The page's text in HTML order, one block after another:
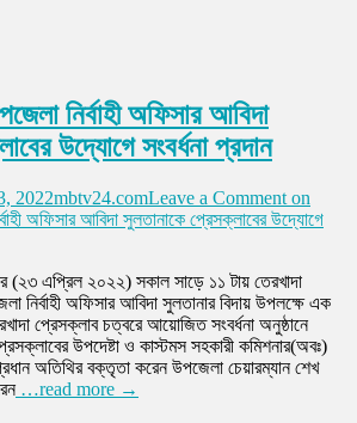
নির্বাহী অফিসার আবিদা
উদ্যোগে সংবর্ধনা প্রদান
2022mbtv24.comLeave a Comment on
অফিসার আবিদা সুলতানাকে প্রেসক্লাবের উদ্যোগে
এপ্রিল ২০২২) সকাল সাড়ে ১১ টায় তেরখাদা
নির্বাহী অফিসার আবিদা সুলতানার বিদায় উপলক্ষে এক
প্রেসক্লাব চত্বরে আয়োজিত সংবর্ধনা অনুষ্ঠানে
উপদেষ্টা ও কাস্টমস সহকারী কমিশনার(অবঃ)
অতিথির বক্তৃতা করেন উপজেলা চেয়ারম্যান শেখ
…read more →